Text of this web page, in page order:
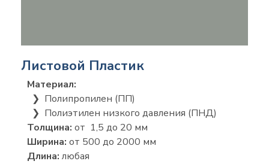
Листовой Пластик
Материал:
❯ Полипропилен (ПП)
❯ Полиэтилен низкого давления (ПНД)
Толщина: от 1,5 до 20 мм
Ширина: от 500 до 2000 мм
Длина: любая